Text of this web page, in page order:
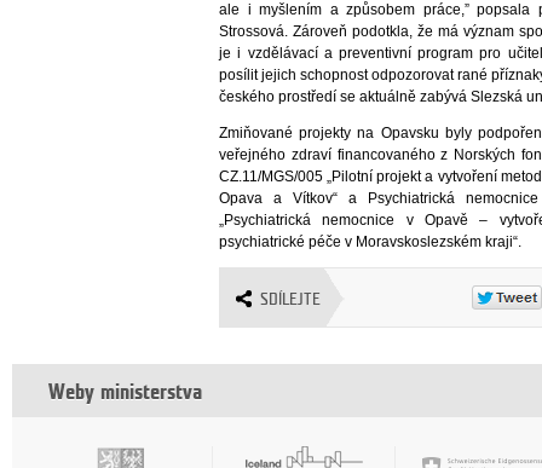
ale i myšlením a způsobem práce,” popsala
Strossová. Zároveň podotkla, že má význam
je i vzdělávací a preventivní program pro
posílit jejich schopnost odpozorovat rané
českého prostředí se aktuálně zabývá Slezská
Zmiňované projekty na Opavsku byly
veřejného zdraví financovaného z Norských
CZ.11/MGS/005 „Pilotní projekt a vytvoření
Opava a Vítkov“ a Psychiatrická
„Psychiatrická nemocnice v Opavě –
psychiatrické péče v Moravskoslezském kraji“.
SDÍLEJTE
Weby ministerstva